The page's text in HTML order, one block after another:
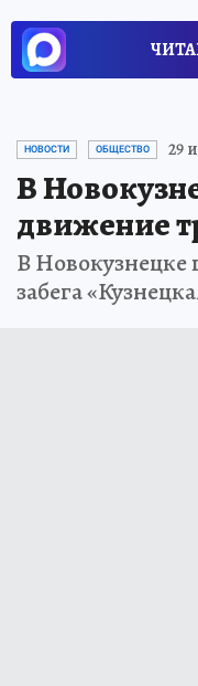
НОВОСТИ ОБЩЕСТВО 29
В
движение
В Новокузнецке
забега